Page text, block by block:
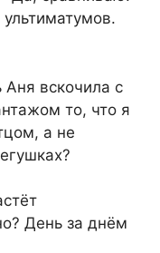
вскочила с
то, что я
а не
День за днём